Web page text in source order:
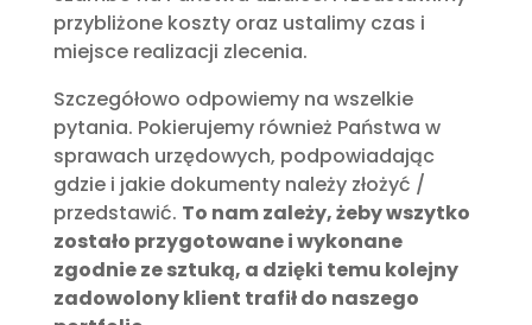
przybliżone koszty oraz ustalimy czas i
miejsce realizacji zlecenia.
Szczegółowo odpowiemy na wszelkie
pytania. Pokierujemy również Państwa w
sprawach urzędowych, podpowiadając
gdzie i jakie dokumenty należy złożyć /
przedstawić. To nam zależy, żeby wszytko
zostało przygotowane i wykonane
zgodnie ze sztuką, a dzięki temu kolejny
zadowolony klient trafił do naszego